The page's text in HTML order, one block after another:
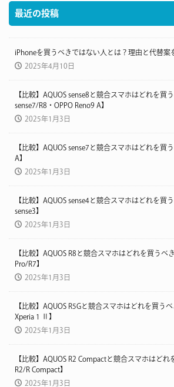
最近の投稿
iPhoneを買うべきではない人とは？理由と代替案
2025年4月10日
【比較】AQUOS sense8と競合スマホはどれを買
sense7/R8・OPPO Reno9 A】
2025年1月3日
【比較】AQUOS sense7と競合スマホはどれを買
A】
2025年1月3日
【比較】AQUOS sense4と競合スマホはどれを買
sense3】
2025年1月3日
【比較】AQUOS R8と競合スマホはどれを買うべ
Pro/R7】
2025年1月3日
【比較】AQUOS R5Gと競合スマホはどれを買う
Xperia 1 Ⅱ】
2025年1月3日
【比較】AQUOS R2 Compactと競合スマホはどれ
R2/R Compact】
2025年1月3日